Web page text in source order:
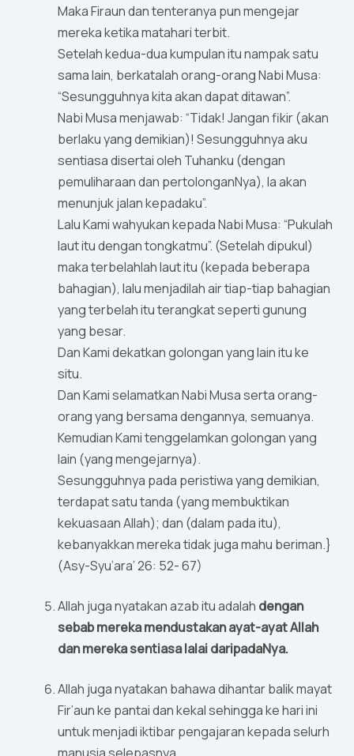
Maka Firaun dan tenteranya pun mengejar
mereka ketika matahari terbit.
Setelah kedua-dua kumpulan itu nampak satu
sama lain, berkatalah orang-orang Nabi Musa:
“Sesungguhnya kita akan dapat ditawan”.
Nabi Musa menjawab: “Tidak! Jangan fikir (akan
berlaku yang demikian)! Sesungguhnya aku
sentiasa disertai oleh Tuhanku (dengan
pemuliharaan dan pertolonganNya), Ia akan
menunjuk jalan kepadaku”.
Lalu Kami wahyukan kepada Nabi Musa: “Pukulah
laut itu dengan tongkatmu”. (Setelah dipukul)
maka terbelahlah laut itu (kepada beberapa
bahagian), lalu menjadilah air tiap-tiap bahagian
yang terbelah itu terangkat seperti gunung
yang besar.
Dan Kami dekatkan golongan yang lain itu ke
situ.
Dan Kami selamatkan Nabi Musa serta orang-
orang yang bersama dengannya, semuanya.
Kemudian Kami tenggelamkan golongan yang
lain (yang mengejarnya).
Sesungguhnya pada peristiwa yang demikian,
terdapat satu tanda (yang membuktikan
kekuasaan Allah); dan (dalam pada itu),
kebanyakkan mereka tidak juga mahu beriman.}
(Asy-Syu’ara’ 26: 52- 67)
Allah juga nyatakan azab itu adalah dengan
sebab mereka mendustakanayat-ayat Allah
dan mereka sentiasa lalai daripadaNya.
Allah juga nyatakan bahawa dihantar balik mayat
Fir’aun ke pantai dan kekal sehingga ke hari ini
untuk menjadi iktibar pengajaran kepada selurh